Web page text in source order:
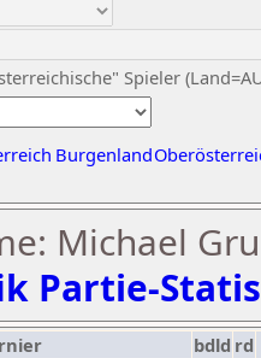
Spieler
Burgenland
Michael
Partie-
bdld rd